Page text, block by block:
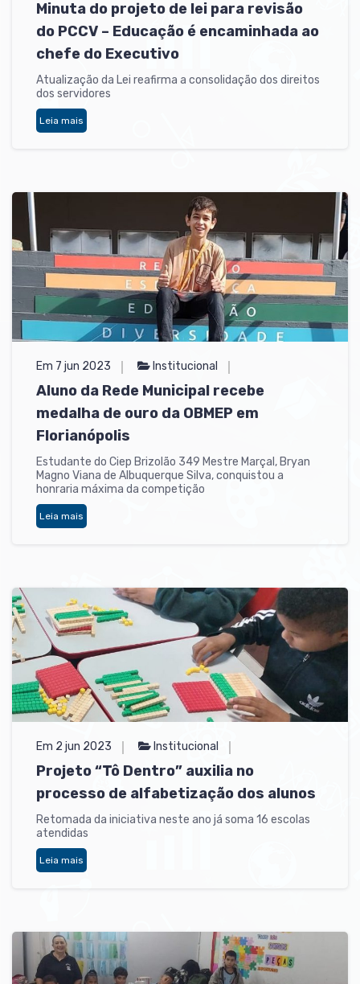
Minuta do projeto de lei para revisão
do PCCV – Educação é encaminhada ao
chefe do Executivo
Atualização da Lei reafirma a consolidação dos direitos
dos servidores
Leia mais
Em 7 jun 2023 Institucional
Aluno da Rede Municipal recebe
medalha de ouro da OBMEP em
Florianópolis
Estudante do Ciep Brizolão 349 Mestre Marçal, Bryan
Magno Viana de Albuquerque Silva, conquistou a
honraria máxima da competição
Leia mais
Em 2 jun 2023 Institucional
Projeto “Tô Dentro” auxilia no
processo de alfabetização dos alunos
Retomada da iniciativa neste ano já soma 16 escolas
atendidas
Leia mais